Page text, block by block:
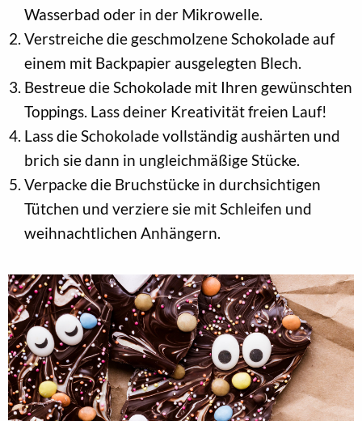
Wasserbad oder in der Mikrowelle.
Verstreiche die geschmolzene Schokolade auf
einem mit Backpapier ausgelegten Blech.
Bestreue die Schokolade mit Ihren gewünschten
Toppings. Lass deiner Kreativität freien Lauf!
Lass die Schokolade vollständig aushärten und
brich sie dann in ungleichmäßige Stücke.
Verpacke die Bruchstücke in durchsichtigen
Tütchen und verziere sie mit Schleifen und
weihnachtlichen Anhängern.